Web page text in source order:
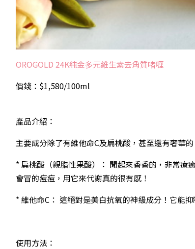
OROGOLD 24K純金多元維生素去角質啫喱
價錢：$1,580/100ml
產品介紹：
主要成分除了有維他命C及扁桃酸，甚至還有奢華
* 扁桃酸（親脂性果酸）： 聞起來香香的，非常療
會冒的痘痘，用它來代謝真的很有感！
* 維他命C： 這絕對是美白抗氧的神級成分！它能
使用方法：